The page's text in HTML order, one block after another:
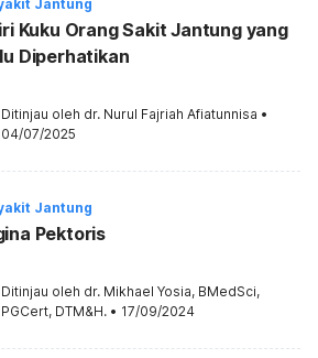
Jantung
Kuku Orang Sakit Jantung yang
Diperhatikan
Ditinjau oleh dr. Nurul Fajriah Afiatunnisa •
04/07/2025
Jantung
Pektoris
Ditinjau oleh dr. Mikhael Yosia, BMedSci,
PGCert, DTM&H. • 17/09/2024